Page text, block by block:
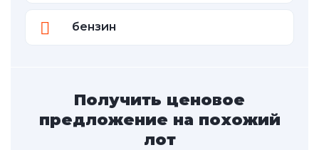
бензин
Получить ценовое
предложение на похожий
лот